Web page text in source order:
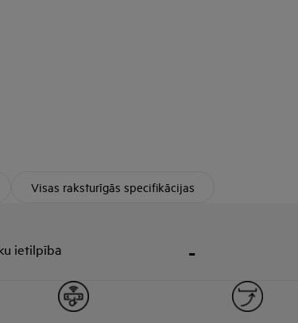
Visas raksturīgās specifikācijas
ietilpība -